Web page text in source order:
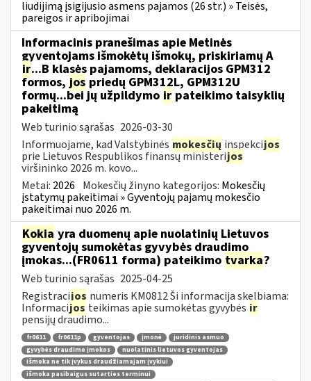
liudijimą įsigijusio asmens pajamos (26 str.) » Teisės,
pareigos ir apribojimai
Informacinis pranešimas apie Metinės
gyventojams išmokėtų išmokų, priskiriamų A
ir...B klasės pajamoms, deklaracijos GPM312
formos, jos priedų GPM312L, GPM312U
formų...bei jų užpildymo ir pateikimo taisyklių
pakeitimą
Web turinio sąrašas 2026-03-30
Informuojame, kad Valstybinės mokesčių inspekcijos
prie Lietuvos Respublikos finansų ministerijos
viršininko 2026 m. kovo...
Metai: 2026 Mokesčių žinyno kategorijos: Mokesčių
įstatymų pakeitimai » Gyventojų pajamų mokesčio
pakeitimai nuo 2026 m.
Kokia yra duomenų apie nuolatinių Lietuvos
gyventojų sumokėtas gyvybės draudimo
įmokas...(FR0611 forma) pateikimo tvarka?
Web turinio sąrašas 2025-04-25
Registracijos numeris KM0812 Ši informacija skelbiama:
Informacijosteikimas apie sumokėtas gyvybės ir
pensijų draudimo...
fr0611 fr0611p gyventojas įmonė
juridinis asmuo
gyvybės draudimo įmokos
nuolatinis lietuvos gyventojas
išmoka ne tik įvykus draudžiamajam įvykiui
išmoka pasibaigus sutarties terminui